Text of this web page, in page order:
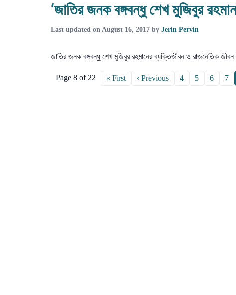
‘জাতির জনক বঙ্গবন্ধু শেখ মুজিবুর
Last updated on August 16, 2017 by Jerin Pervin
জাতির জনক বঙ্গবন্ধু শেখ মুজিবুর রহমানের ব্যক্তিজীবন ও রাজনৈতিক
Page 8 of 22 « First ‹ Previous 4 5 6 7